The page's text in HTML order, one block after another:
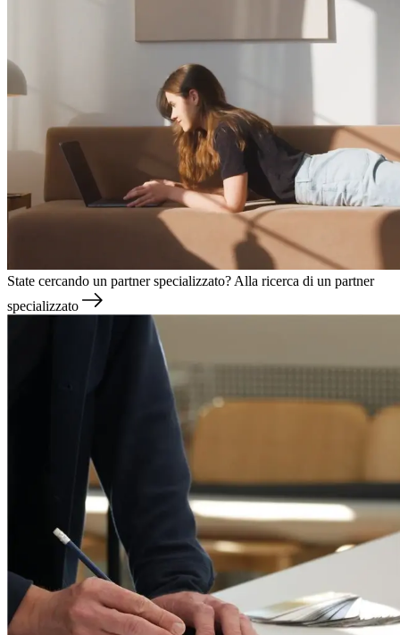
State cercando un partner specializzato? Alla ricerca di un partner
specializzato